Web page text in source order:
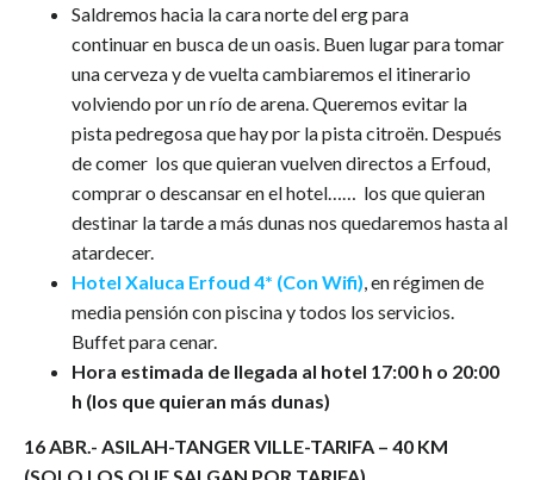
Saldremos hacia la cara norte del erg para
continuar en busca de un oasis. Buen lugar para tomar
una cerveza y de vuelta cambiaremos el itinerario
volviendo por un río de arena. Queremos evitar la
pista pedregosa que hay por la pista citroën. Después
de comer los que quieran vuelven directos a Erfoud,
comprar o descansar en el hotel…… los que quieran
destinar la tarde a más dunas nos quedaremos hasta al
atardecer.
Hotel Xaluca Erfoud 4* (Con Wifi) , en régimen de
media pensión con piscina y todos los servicios.
Buffet para cenar.
Hora estimada de llegada al hotel 17:00 h o 20:00
h (los que quieran más dunas)
16 ABR.- ASILAH-TANGER VILLE-TARIFA – 40 KM